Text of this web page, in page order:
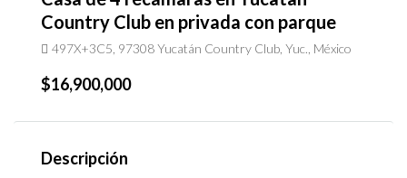
Country Club en privada con parque
497X+3C5, 97308 Yucatán Country Club, Yuc., México
$16,900,000
Descripción